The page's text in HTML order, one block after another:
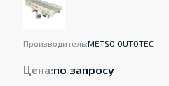
Производитель:METSO OUTOTEC
Цена:по запросу